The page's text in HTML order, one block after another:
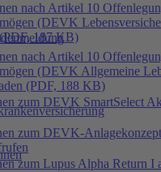
nach Artikel 10
(DEVK
187 KB)
nach Artikel 10
(DEVK Allgemeine
(PDF, 188 KB)
zum DEVK SmartSelect
zum DEVK-
zum Lupus Alpha Return I